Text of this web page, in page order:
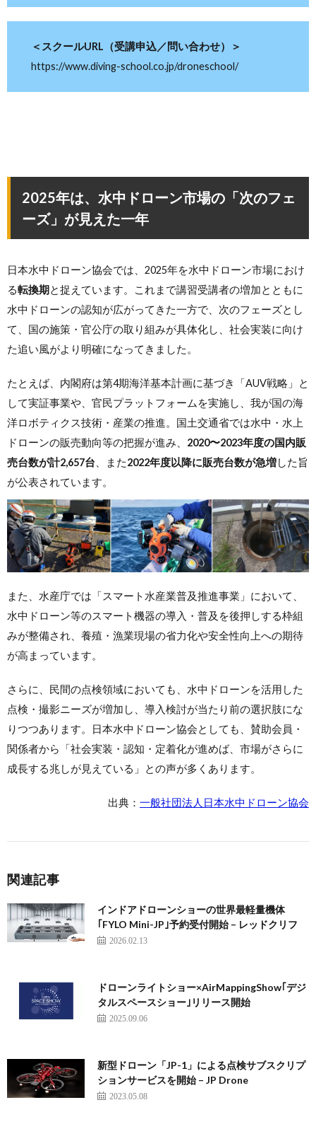
＜スクールURL（受講申込／問い合わせ）＞
https://www.diving-school.co.jp/droneschool/
2025年は、水中ドローン市場の「次のフェ
ーズ」が見えた一年
日本水中ドローン協会では、2025年を水中ドローン市場におけ
る転換期と捉えています。これまで講習受講者の増加とともに
水中ドローンの認知が広がってきた一方で、次のフェーズとし
て、国の施策・官公庁の取り組みが具体化し、社会実装に向け
た追い風がより明確になってきました。
たとえば、内閣府は第4期海洋基本計画に基づき「AUV戦略」と
して実証事業や、官民プラットフォームを実施し、我が国の海
洋ロボティクス技術・産業の推進。国土交通省では水中・水上
ドローンの販売動向等の把握が進み、 2020〜2023年度の国内販
売台数が計2,657台 、また2022年度以降に販売台数が急増した旨
が公表されています。
また、水産庁では「スマート水産業普及推進事業」において、
水中ドローン等のスマート機器の導入・普及を後押しする枠組
みが整備され、養殖・漁業現場の省力化や安全性向上への期待
が高まっています。
さらに、民間の点検領域においても、水中ドローンを活用した
点検・撮影ニーズが増加し、導入検討が当たり前の選択肢にな
りつつあります。日本水中ドローン協会としても、賛助会員・
関係者から「社会実装・認知・定着化が進めば、市場がさらに
成長する兆しが見えている」との声が多くあります。
出典： 一般社団法人日本水中ドローン協会
関連記事
インドアドローンショーの世界最軽量機体
｢FYLO Mini-JP｣予約受付開始 – レッドクリフ
2026.02.13
ドローンライトショー×AirMappingShow｢デジ
タルスペースショー｣リリース開始
2025.09.06
新型ドローン「JP-1」による点検サブスクリプ
ションサービスを開始 – JP Drone
2023.05.08